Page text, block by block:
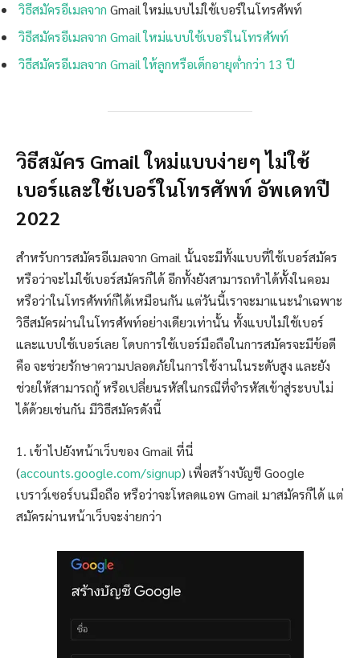
วิธีสมัครอีเมลจาก Gmail ใหม่แบบไม่ใช้เบอร์ในโทรศัพท์
วิธีสมัครอีเมลจาก Gmail ใหม่แบบใช้เบอร์ในโทรศัพท์
วิธีสมัครอีเมลจาก Gmail ให้ลูกหรือเด็กอายุต่ำกว่า 13 ปี
วิธีสมัคร Gmail ใหม่แบบง่ายๆ ไม่ใช้
เบอร์และใช้เบอร์ในโทรศัพท์ อัพเดทปี
2022
สำหรับการสมัครอีเมลจาก Gmail นั้นจะมีทั้งแบบที่ใช้เบอร์สมัคร
หรือว่าจะไม่ใช้เบอร์สมัครก็ได้ อีกทั้งยังสามารถทำได้ทั้งในคอม
หรือว่าในโทรศัพท์ก็ได้เหมือนกัน แต่วันนี้เราจะมาแนะนำเฉพาะ
วิธีสมัครผ่านในโทรศัพท์อย่างเดียวเท่านั้น ทั้งแบบไม่ใช้เบอร์
และแบบใช้เบอร์เลย โดบการใช้เบอร์มือถือในการสมัครจะมีข้อดี
คือ จะช่วยรักษาความปลอดภัยในการใช้งานในระดับสูง และยัง
ช่วยให้สามารถกู้ หรือเปลี่ยนรหัสในกรณีที่จำรหัสเข้าสู่ระบบไม่
ได้ด้วยเช่นกัน มีวิธีสมัครดังนี้
1. เข้าไปยังหน้าเว็บของ Gmail ที่นี่
(accounts.google.com/signup) เพื่อสร้างบัญชี Google
เบราว์เซอร์บนมือถือ หรือว่าจะโหลดแอพ Gmail มาสมัครก็ได้ แต่
สมัครผ่านหน้าเว็บจะง่ายกว่า